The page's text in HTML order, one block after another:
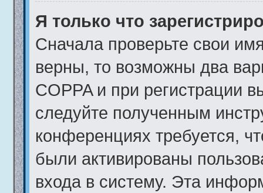
Я только что
Сначала проверьте свои
верны, то возможны два
COPPA и при регистрации
следуйте полученным
конференциях требуется,
были активированы
входа в систему. Эта